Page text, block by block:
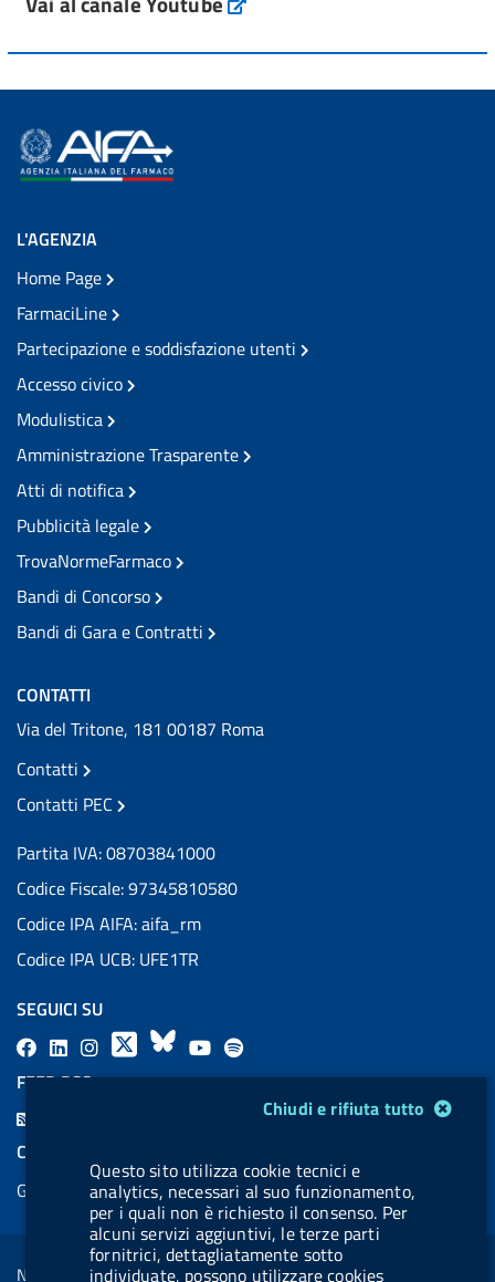
Chiudi e rifiuta tutto
Questo sito utilizza cookie tecnici e
analytics, necessari al suo funzionamento,
per i quali non è richiesto il consenso. Per
alcuni servizi aggiuntivi, le terze parti
fornitrici, dettagliatamente sotto
individuate, possono utilizzare cookies
L'AGENZIA
Home Page
FarmaciLine
Partecipazione e soddisfazione utenti
Accesso civico
Modulistica
Amministrazione Trasparente
Atti di notifica
Pubblicità legale
TrovaNormeFarmaco
Bandi di Concorso
Bandi di Gara e Contratti
CONTATTI
Via del Tritone, 181 00187 Roma
Contatti
Contatti PEC
Partita IVA: 08703841000
Codice Fiscale: 97345810580
Codice IPA AIFA: aifa_rm
Codice IPA UCB: UFE1TR
SEGUICI SU
F
a
L
i
a
l
.
b
u
X
B
l
s
k
y
Y
o
u
b
e
l
a
l
.
b
u
FEED RSS
COOKIES
Gestione cookie
Sezione Link Utili
Note legali